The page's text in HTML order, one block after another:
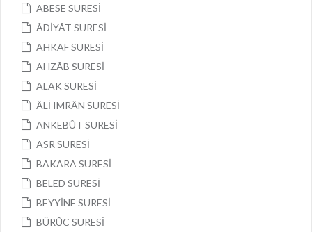
ABESE SURESİ
ÂDİYÂT SURESİ
AHKAF SURESİ
AHZÂB SURESİ
ALAK SURESİ
ÂLİ IMRÂN SURESİ
ANKEBÛT SURESİ
ASR SURESİ
BAKARA SURESİ
BELED SURESİ
BEYYİNE SURESİ
BÜRÛC SURESİ